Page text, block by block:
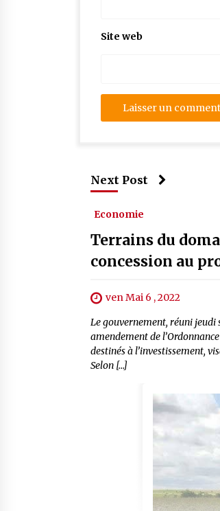
Site web
Next Post
Economie
Terrains du
concession au
ven Mai 6 , 2022
Le gouvernement, réuni jeudi
amendement de
destinés à l’investissement,
Selon […]